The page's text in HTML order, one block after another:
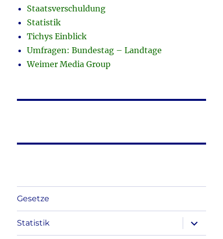
Staatsverschuldung
Statistik
Tichys Einblick
Umfragen: Bundestag – Landtage
Weimer Media Group
Gesetze
Statistik
anzeigen